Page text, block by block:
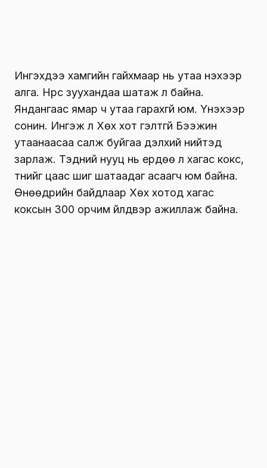
Ингэхдээ хамгийн гайхмаар нь утаа үнэхээр
алга. Нүүрс зуухандаа шатаж л байна.
Яндангаас ямар ч утаа гарахгүй юм. Үнэхээр
сонин. Ингэж л Хөх хот гэлтгүй Бээжин
утаанаасаа салж буйгаа дэлхий нийтэд
зарлаж. Тэдний нууц нь ердөө л хагас кокс,
түүнийг цаас шиг шатаадаг асаагч юм байна.
Өнөөдрийн байдлаар Хөх хотод хагас
коксын 300 орчим үйлдвэр ажиллаж байна.